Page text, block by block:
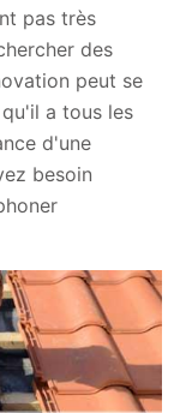
pas très
des
peut se
a tous les
d'une
besoin